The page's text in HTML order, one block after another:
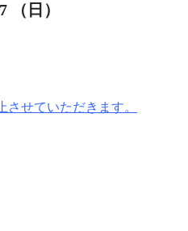
（日）
せていただきます。